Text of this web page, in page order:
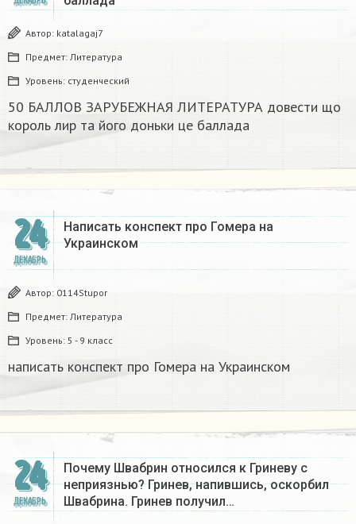
Автор: katalagaj7
Предмет: Литература
Уровень: студенческий
50 БАЛЛОВ ЗАРУБЕЖНАЯ ЛИТЕРАТУРА довести що
король лир та його доньки це баллада
24
ДЕКАБРЬ
Написать конспект про Гомера на
Украинском​
Автор: 0114Stupor
Предмет: Литература
Уровень: 5 - 9 класс
написать конспект про Гомера на Украинском​
24
ДЕКАБРЬ
Почему Швабрин относился к Гриневу с
неприязнью? Гринев, напившись, оскорбил
Швабрина. Гринев получил…